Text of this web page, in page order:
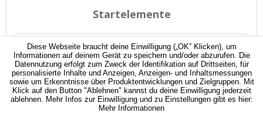
Diese Webseite braucht deine Einwilligung („OK” Klicken), um
Informationen auf deinem Gerät zu speichern und/oder abzurufen. Die
Datennutzung erfolgt zum Zweck der Identifikation auf Drittseiten, für
personalisierte Inhalte und Anzeigen, Anzeigen- und Inhaltsmessungen
sowie um Erkenntnisse über Produktentwicklungen und Zielgruppen. Mit
Klick auf den Button "Ablehnen" kannst du deine Einwilligung jederzeit
ablehnen. Mehr Infos zur Einwilligung und zu Einstellungen gibt es hier:
Mehr Informationen